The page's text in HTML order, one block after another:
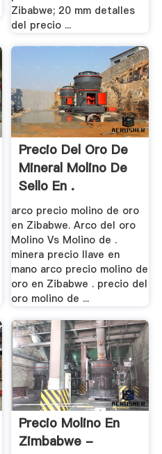
Zibabwe; 20 mm detalles
del precio ...
Precio Del Oro De
Mineral Molino De
Sello En .
arco precio molino de oro
en Zibabwe. Arco del oro
Molino Vs Molino de .
minera precio llave en
mano arco precio molino de
oro en Zibabwe . precio del
oro molino de ...
Precio Molino En
Zimbabwe -